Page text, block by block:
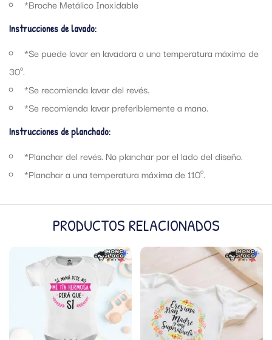
*Broche Metálico Inoxidable
Instrucciones de lavado:
*Se puede lavar en lavadora a una temperatura máxima de
30º.
*Se recomienda lavar del revés.
*Se recomienda lavar preferiblemente a mano.
Instrucciones de planchado:
*Planchar del revés. No planchar por el lado del diseño.
*Planchar a una temperatura máxima de 110º.
PRODUCTOS RELACIONADOS